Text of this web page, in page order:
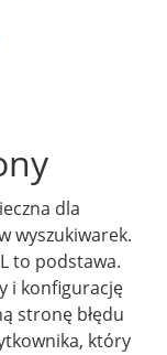
dla
wyszukiwarek.
to podstawa.
i konfigurację
stronę błędu
który